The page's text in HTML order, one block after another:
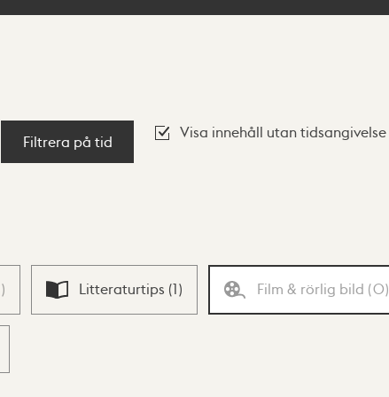
Filtrera på tid
Visa innehåll utan tidsangivelse
) Litteraturtips (1) Film & rörlig bild (0)